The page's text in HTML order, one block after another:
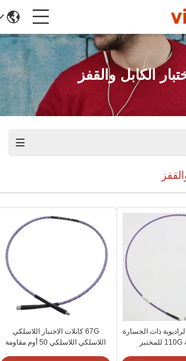
الكابل والقفز
ذات الخسارة
67G كابلات الاختبار اللاسلكي
اللاسلكي اللاسلكي 50 أوم مقاومة